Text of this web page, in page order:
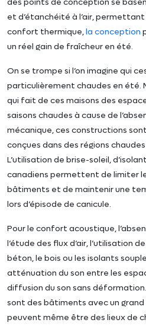
et d’étanchéité à l’air,
confort thermique,la conception
un réel gain de fraîcheur en été.
On se trompe si l’on imagine qui
particulièrement chaudes en été.
qui fait de ces maisons des
saisons chaudes à cause de
mécanique, ces constructions
conçues dans des régions
L’utilisation de brise-soleil,
canadiens permettent de limiter
bâtiments et de maintenir une
lors d’épisode de canicule.
Pour le confort acoustique,
l’étude des flux d’air, l’utilisation
béton, le bois ou les isolants
atténuation du son entre les
diffusion du son sans
sont des bâtiments avec un
peuvent même être des lieux de